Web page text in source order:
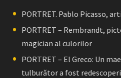
PORTRET. Pablo Picasso,
PORTRET – Rembrandt,
magician al culorilor
PORTRET – El Greco: Un
tulburător a fost